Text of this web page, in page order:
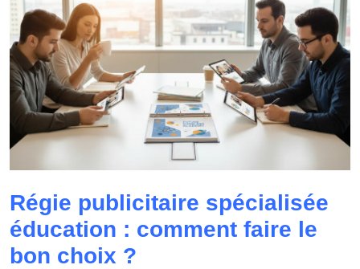
Régie publicitaire spécialisée
éducation : comment faire le
bon choix ?